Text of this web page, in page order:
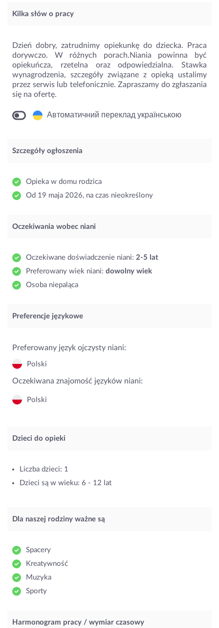
Kilka słów o pracy
Dzień dobry, zatrudnimy opiekunkę do dziecka. Praca
dorywczo. W różnych porach.Niania powinna być
opiekuńcza, rzetelna oraz odpowiedzialna. Stawka
wynagrodzenia, szczegóły związane z opieką ustalimy
przez serwis lub telefonicznie. Zapraszamy do zgłaszania
się na ofertę.
Автоматичний переклад українською
Szczegóły ogłoszenia
Opieka w domu rodzica
Od 19 maja 2026, na czas nieokreślony
Oczekiwania wobec niani
Oczekiwane doświadczenie niani: 2-5 lat
Preferowany wiek niani: dowolny wiek
Osoba niepaląca
Preferencje językowe
Preferowany język ojczysty niani:
Polski
Oczekiwana znajomość języków niani:
Polski
Dzieci do opieki
Liczba dzieci: 1
Dzieci są w wieku: 6 - 12 lat
Dla naszej rodziny ważne są
Spacery
Kreatywność
Muzyka
Sporty
Harmonogram pracy / wymiar czasowy